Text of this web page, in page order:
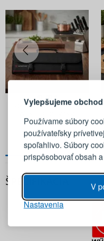
Vylepšujeme
Používame súbory
používateľsky
spoľahlivo. Súbory
prispôsobovať obsah
V
Nastavenia
41,90 €
Taška na nože 50 x 17 cm -
PRIDAŤ DO KOŠÍKA
ŠPECIFIKÁCIA
PRIHLÁSENIE
Prihláste
E-mail